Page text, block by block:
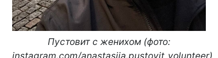
Пустовит с женихом (фото:
instagram.com/anastasiia.pustovit_volunteer)